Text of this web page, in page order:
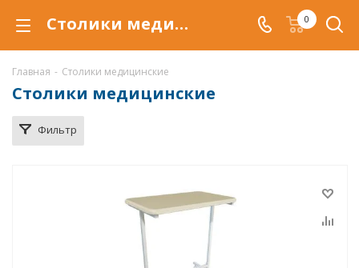
Столики медицинские Hilfe серии МД для размещения медицинского инструмента , лекарственных препаратов и приборов в Уфе, купить стол медицинский по низкой цене, доставка медицинских столов 0
Главная - Столики медицинские
Столики медицинские
Фильтр